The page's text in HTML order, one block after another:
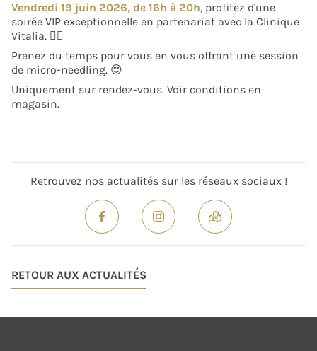
Vendredi 19 juin 2026, de 16h à 20h, profitez d'une
soirée VIP exceptionnelle en partenariat avec la Clinique
Vitalia. 💆‍♀️
Prenez du temps pour vous en vous offrant une session
de micro-needling. 😍
Uniquement sur rendez-vous. Voir conditions en
magasin.
Retrouvez nos actualités sur les réseaux sociaux !
RETOUR AUX ACTUALITÉS